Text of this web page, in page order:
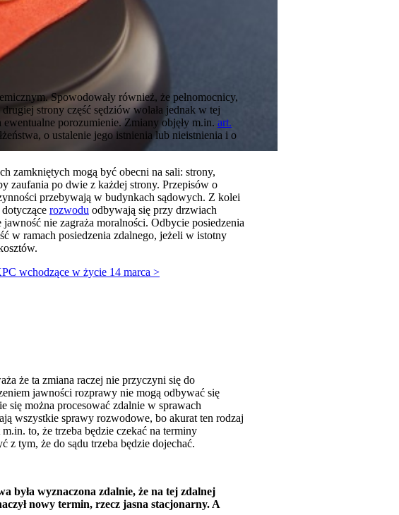
Spowodowały również, że pełnomocnicy,
strony część sędziów wolała jednak w tej
porozumienie. Zmiany objęły m.in. art.
o ustalenie jego istnienia lub nieistnienia i o
zamkniętych mogą być obecni na sali: strony,
zaufania po dwie z każdej strony. Przepisów o
przebywają w budynkach sądowych. Z kolei
rozwodu odbywają się przy drzwiach
nie zagraża moralności. Odbycie posiedzenia
w ramach posiedzenia zdalnego, jeżeli w istotny
wchodzące w życie 14 marca >
że ta zmiana raczej nie przyczyni się do
jawności rozprawy nie mogą odbywać się
się można procesować zdalnie w sprawach
wszystkie sprawy rozwodowe, bo akurat ten rodzaj
to, że trzeba będzie czekać na terminy
z tym, że do sądu trzeba będzie dojechać.
była wyznaczona zdalnie, że na tej zdalnej
nowy termin, rzecz jasna stacjonarny. A